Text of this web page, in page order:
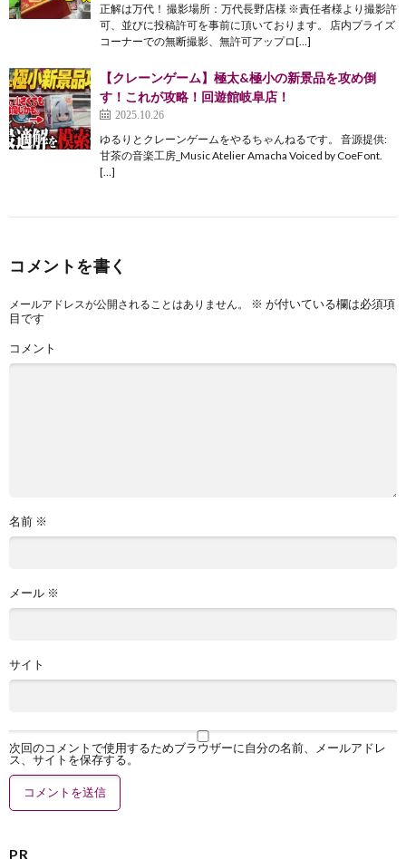
正解は万代！ 撮影場所：万代長野店様 ※責任者様より撮影許
可、並びに投稿許可を事前に頂いております。 店内プライズ
コーナーでの無断撮影、無許可アップロ[…]
【クレーンゲーム】極太&極小の新景品を攻め倒
す！これが攻略！回遊館岐阜店！
2025.10.26
ゆるりとクレーンゲームをやるちゃんねるです。 音源提供:
甘茶の音楽工房_Music Atelier Amacha Voiced by CoeFont.
[…]
コメントを書く
メールアドレスが公開されることはありません。 ※ が付いている欄は必須項
目です
コメント
名前 ※
メール ※
サイト
次回のコメントで使用するためブラウザーに自分の名前、メールアドレ
ス、サイトを保存する。
PR